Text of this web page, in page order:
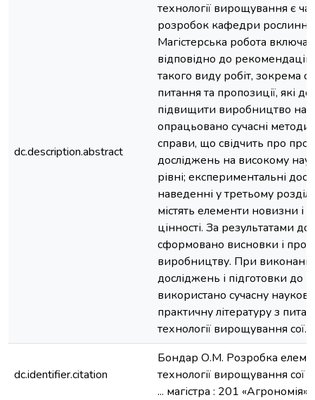
dc.description.abstract
технології вирощування є
розробок кафедри
Магістерська робота
відповідно до
такого виду робіт, зокрема
питання та пропозиції, які
підвищити виробництво
опрацьовано сучасні
справи, що свідчить про
досліджень на високому
рівні; експериментальні
наведенні у третьому
містять елементи новизни і
цінності. За результатами
сформовано висновки і
виробництву. При
досліджень і підготовки до
використано сучасну
практичну літературу з
технології вирощування сої.
dc.identifier.citation
Бондар О.М. Розробка
технології вирощування сої
... магістра : 201